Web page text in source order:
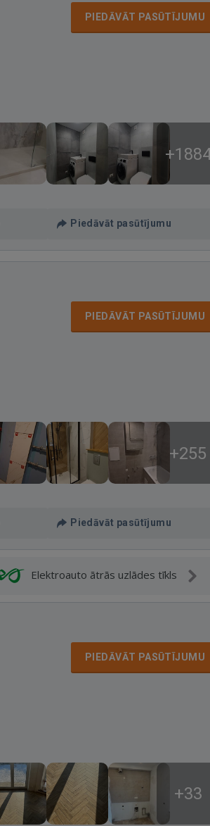
PIEDĀVĀT PASŪTĪJUMU
Piedāvāt pasūtījumu
PIEDĀVĀT PASŪTĪJUMU
+255
Piedāvāt pasūtījumu
Elektroauto ātrās uzlādes tīkls
PIEDĀVĀT PASŪTĪJUMU
+33